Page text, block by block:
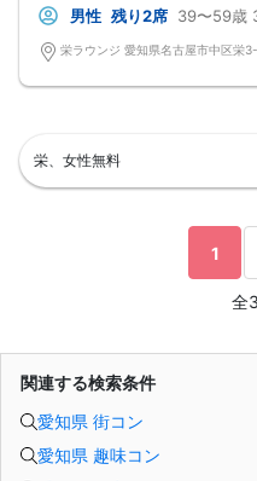
『この人とならずっと一緒に居たいな』
心からそう思えるお相手を見つけません
男性 残り2席 39〜59歳
栄ラウンジ 愛知県名古屋市中区栄
栄、女性無料
1
全
関連する検索条件
愛知県 街コン
愛知県 趣味コン